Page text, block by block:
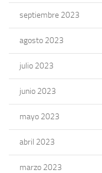
septiembre 2023
agosto 2023
julio 2023
junio 2023
mayo 2023
abril 2023
marzo 2023